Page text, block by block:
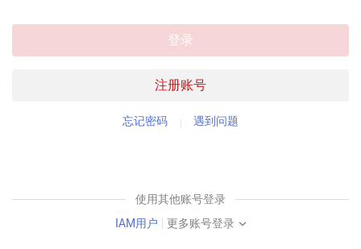
注册账号
登录
忘记密码 遇到问题
使用其他账号登录
IAM用户 | 更多账号登录